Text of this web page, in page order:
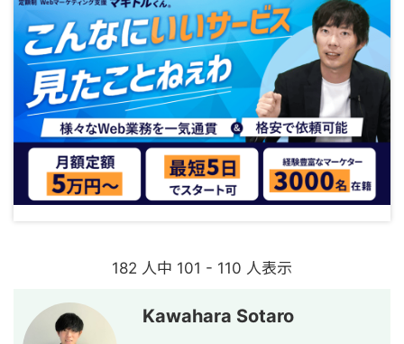
182 人中 101 - 110 人表示
Kawahara Sotaro